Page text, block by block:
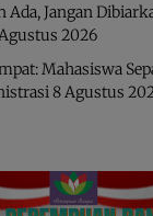
Ada, Jangan
2026
Mahasiswa
8 Agustus